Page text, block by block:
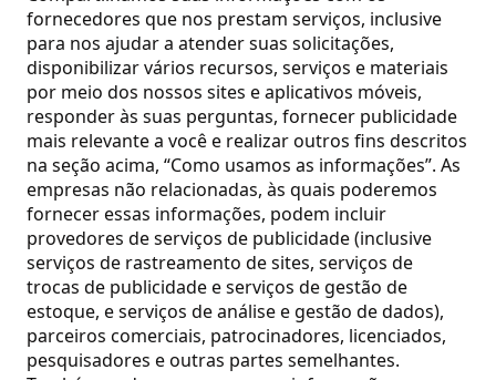
fornecedores que nos prestam serviços, inclusive
para nos ajudar a atender suas solicitações,
disponibilizar vários recursos, serviços e materiais
por meio dos nossos sites e aplicativos móveis,
responder às suas perguntas, fornecer publicidade
mais relevante a você e realizar outros fins descritos
na seção acima, “Como usamos as informações”. As
empresas não relacionadas, às quais poderemos
fornecer essas informações, podem incluir
provedores de serviços de publicidade (inclusive
serviços de rastreamento de sites, serviços de
trocas de publicidade e serviços de gestão de
estoque, e serviços de análise e gestão de dados),
parceiros comerciais, patrocinadores, licenciados,
pesquisadores e outras partes semelhantes.